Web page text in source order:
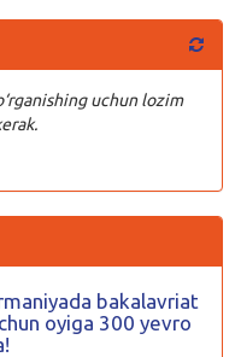
uchun lozim
bakalavriat
oyiga 300 yevro